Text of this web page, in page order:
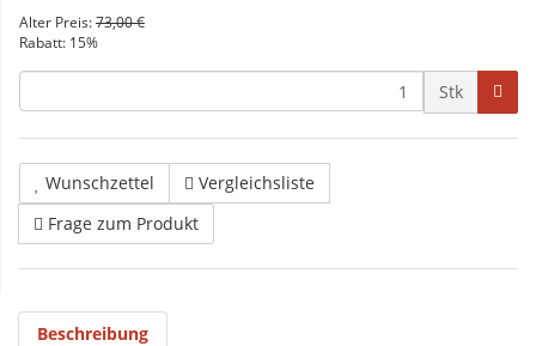
Alter Preis:73,00 €
Rabatt: 15%
Stk
Wunschzettel
Vergleichsliste
Frage zum Produkt
Beschreibung